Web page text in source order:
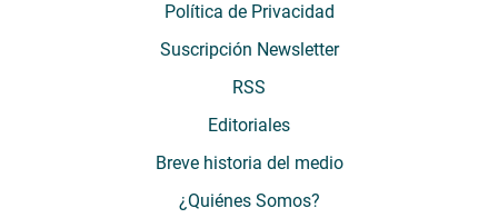
Política de Privacidad
Suscripción Newsletter
RSS
Editoriales
Breve historia del medio
¿Quiénes Somos?